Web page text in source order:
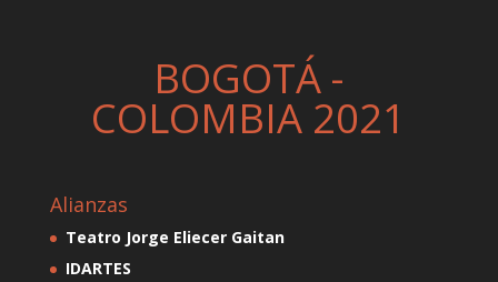
BOGOTÁ -
COLOMBIA 2021
Alianzas
Teatro Jorge Eliecer Gaitan
IDARTES